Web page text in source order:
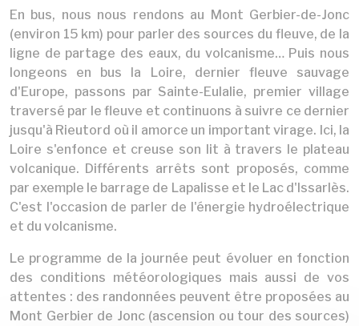
En bus, nous nous rendons au Mont Gerbier-de-Jonc
(environ 15 km) pour parler des sources du fleuve, de la
ligne de partage des eaux, du volcanisme… Puis nous
longeons en bus la Loire, dernier fleuve sauvage
d'Europe, passons par Sainte-Eulalie, premier village
traversé par le fleuve et continuons à suivre ce dernier
jusqu'à Rieutord où il amorce un important virage. Ici, la
Loire s'enfonce et creuse son lit à travers le plateau
volcanique. Différents arrêts sont proposés, comme
par exemple le barrage de Lapalisse et le Lac d'Issarlès.
C'est l'occasion de parler de l'énergie hydroélectrique
et du volcanisme.
Le programme de la journée peut évoluer en fonction
des conditions météorologiques mais aussi de vos
attentes : des randonnées peuvent être proposées au
Mont Gerbier de Jonc (ascension ou tour des sources)